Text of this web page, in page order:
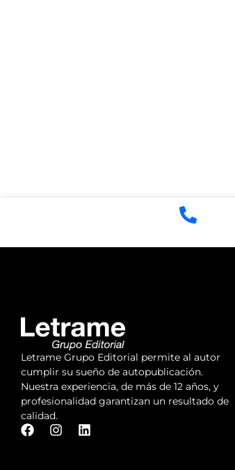
Letrame Grupo Editorial permite al autor
cumplir su sueño de autopublicación.
Nuestra experiencia, de más de 12 años, y
profesionalidad garantizan un resultado de
calidad.